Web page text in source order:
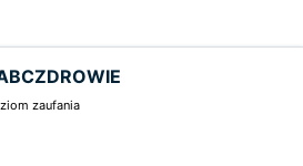
zaufania